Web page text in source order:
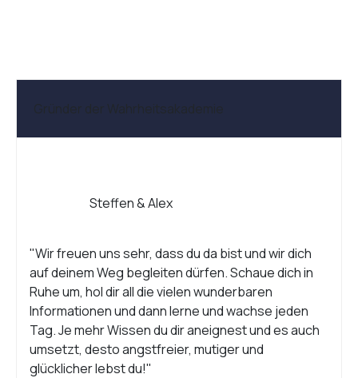
Gründer der Wahrheitsakademie
Steffen & Alex
"Wir freuen uns sehr, dass du da bist und wir dich
auf deinem Weg begleiten dürfen. Schaue dich in
Ruhe um, hol dir all die vielen wunderbaren
Informationen und dann lerne und wachse jeden
Tag. Je mehr Wissen du dir aneignest und es auch
umsetzt, desto angstfreier, mutiger und
glücklicher lebst du!"